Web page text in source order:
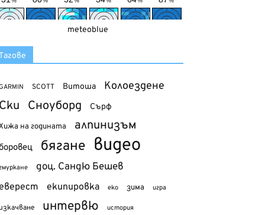
meteoblue
SCOTT Витоша Колоездене
Сноуборд Сърф
на годината алпинизъм
бягане видео
доц. Сандю Бешев
екипировка еко зима игра
интервю история